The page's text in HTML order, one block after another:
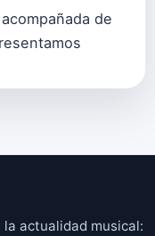
de
la actualidad musical: